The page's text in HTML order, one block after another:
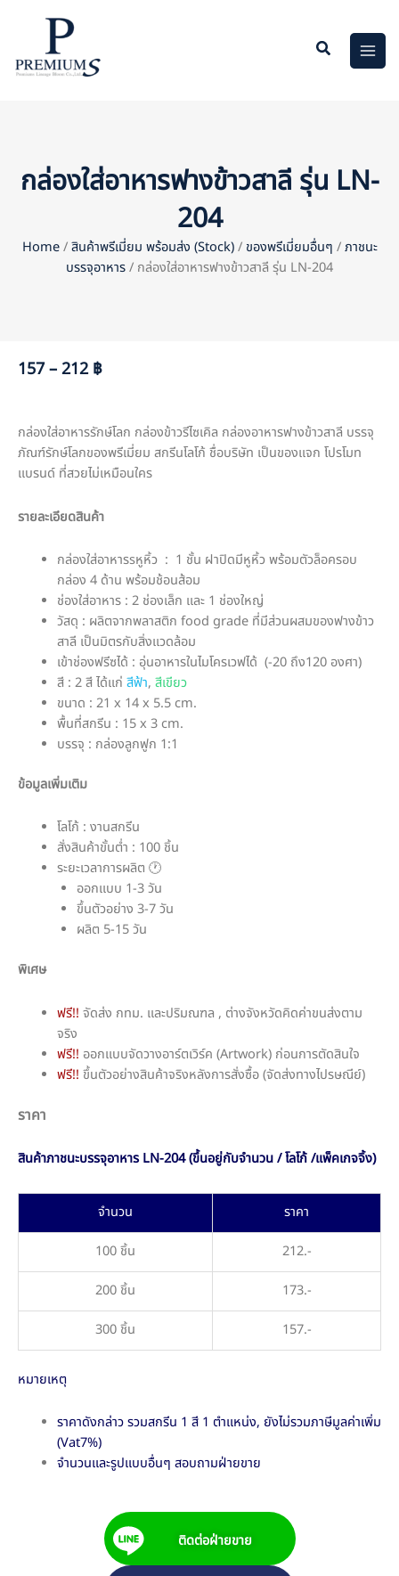
กล่องใส่อาหารฟางข้าวสาลี รุ่น LN-
204
Home/สินค้าพรีเมี่ยม พร้อมส่ง (Stock)/ ของพรีเมี่ยมอื่นๆ /ภาชนะ
บรรจุอาหาร/ กล่องใส่อาหารฟางข้าวสาลี รุ่น LN-204
157 – 212 ฿
กล่องใส่อาหารรักษ์โลก กล่องข้าวรีไซเคิล กล่องอาหารฟางข้าวสาลี บรรจุ
ภัณฑ์รักษ์โลกของพรีเมี่ยม สกรีนโลโก้ ชื่อบริษัท เป็นของแจก โปรโมท
แบรนด์ ที่สวยไม่เหมือนใคร
รายละเอียดสินค้า
กล่องใส่อาหารsหูหิ้ว : 1 ชั้น ฝาปิดมีหูหิ้ว พร้อมตัวล็อครอบ
กล่อง 4 ด้าน พร้อมช้อนส้อม
ช่องใส่อาหาร : 2 ช่องเล็ก และ 1 ช่องใหญ่
วัสดุ : ผลิตจากพลาสติก food grade ที่มีส่วนผสมของฟางข้าว
สาลี เป็นมิตรกับสิ่งแวดล้อม
เข้าช่องฟรีซได้ : อุ่นอาหารในไมโครเวฟได้ (-20 ถึง120 องศา)
สี : 2 สี ได้แก่ สีฟ้า, สีเขียว
ขนาด : 21 x 14 x 5.5 cm.
พื้นที่สกรีน : 15 x 3 cm.
บรรจุ : กล่องลูกฟูก 1:1
ข้อมูลเพิ่มเติม
โลโก้ : งานสกรีน
สั่งสินค้าขั้นต่ำ : 100 ชิ้น
ระยะเวลาการผลิต 🕐
ออกแบบ 1-3 วัน
ขึ้นตัวอย่าง 3-7 วัน
ผลิต 5-15 วัน
พิเศษ
ฟรี!! จัดส่ง กทม. และปริมณฑล , ต่างจังหวัดคิดค่าขนส่งตาม
จริง
ฟรี!! ออกแบบจัดวางอาร์ตเวิร์ค (Artwork) ก่อนการตัดสินใจ
ฟรี!! ขึ้นตัวอย่างสินค้าจริงหลังการสั่งซื้อ (จัดส่งทางไปรษณีย์)
ราคา
สินค้าภาชนะบรรจุอาหาร LN-204 (ขึ้นอยู่กับจำนวน / โลโก้ /แพ็คเกจจิ้ง)
จำนวน
ราคา
100 ชิ้น
212.-
200 ชิ้น
173.-
300 ชิ้น
157.-
หมายเหตุ
ราคาดังกล่าว รวมสกรีน 1 สี 1 ตำแหน่ง, ยังไม่รวมภาษีมูลค่าเพิ่ม
(Vat7%)
จำนวนและรูปแบบอื่นๆ สอบถามฝ่ายขาย
ติดต่อฝ่ายขาย